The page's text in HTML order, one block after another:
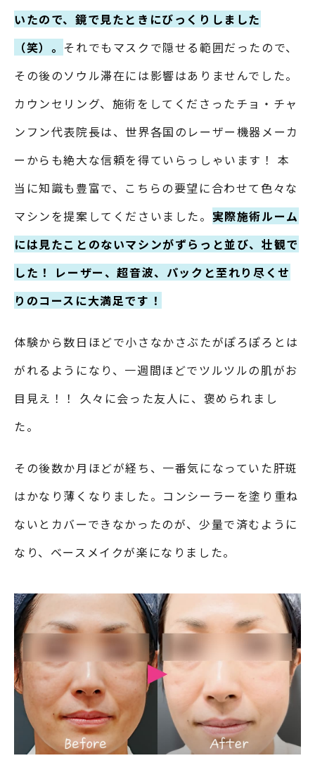
いたので、鏡で見たときにびっくりしました
（笑）。 それでもマスクで隠せる範囲だったので、
その後のソウル滞在には影響はありませんでした。
カウンセリング、施術をしてくださったチョ・チャ
ンフン代表院長は、世界各国のレーザー機器メーカ
ーからも絶大な信頼を得ていらっしゃいます！ 本
当に知識も豊富で、こちらの要望に合わせて色々な
マシンを提案してくださいました。 実際施術ルーム
には見たことのないマシンがずらっと並び、壮観で
した！ レーザー、超音波、パックと至れり尽くせ
りのコースに大満足です！
体験から数日ほどで小さなかさぶたがぽろぽろとは
がれるようになり、一週間ほどでツルツルの肌がお
目見え！！ 久々に会った友人に、褒められまし
た。
その後数か月ほどが経ち、一番気になっていた肝斑
はかなり薄くなりました。コンシーラーを塗り重ね
ないとカバーできなかったのが、少量で済むように
なり、ベースメイクが楽になりました。